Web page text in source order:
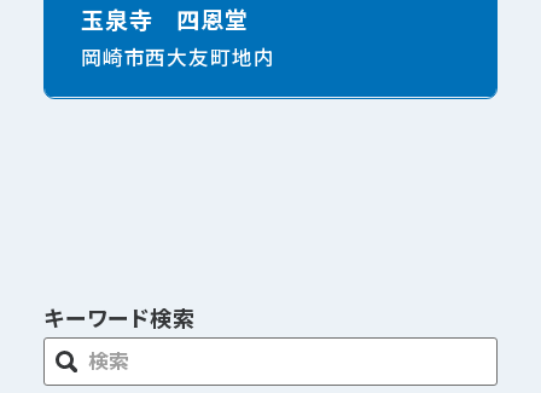
キーワード検索
玉泉寺 四恩堂
岡崎市西大友町地内